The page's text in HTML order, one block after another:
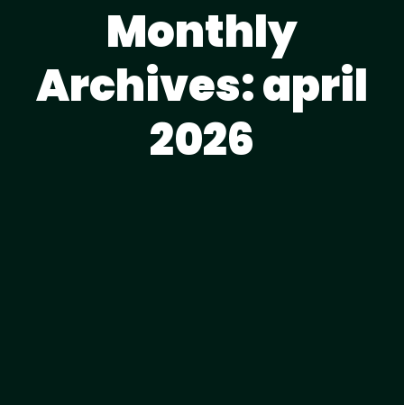
Monthly
Archives: april
2026